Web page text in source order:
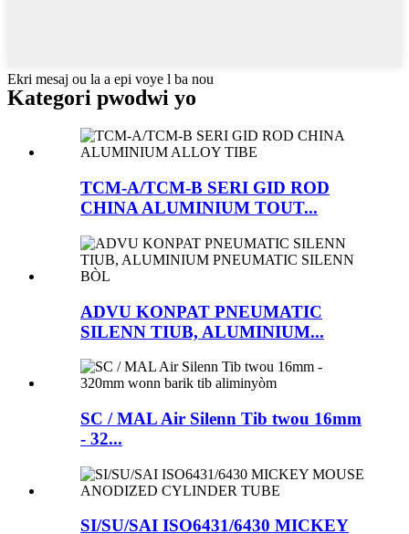
Ekri mesaj ou la a epi voye l ba nou
Kategori pwodwi yo
TCM-A/TCM-B SERI GID ROD
CHINA ALUMINIUM TOUT...
ADVU KONPAT PNEUMATIC
SILENN TIUB, ALUMINIUM...
SC / MAL Air Silenn Tib twou 16mm
- 32...
SI/SU/SAI ISO6431/6430 MICKEY